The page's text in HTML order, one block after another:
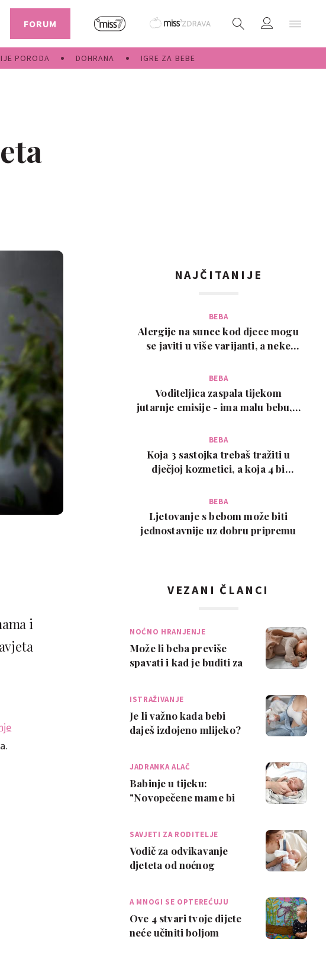
PORODA DOHRANA IGRE ZA BEBE
FORUM
i
NAJČITANIJE
BEBA
Alergije na sunce kod djece mogu
se javiti u više varijanti, a neke
BEBA
Voditeljica zaspala tijekom
jutarnje emisije - ima malu bebu, a
BEBA
Koja 3 sastojka trebaš tražiti u
dječjoj kozmetici, a koja 4 bi
BEBA
Ljetovanje s bebom može biti
jednostavnije uz dobru pripremu
VEZANI ČLANCI
NOĆNO HRANJENJE
Može li beba previše
spavati i kad je buditi za
ISTRAŽIVANJE
Je li važno kada bebi
daješ izdojeno mlijeko?
JADRANKA ALAČ
Babinje u tijeku:
"Novopečene mame bi
SAVJETI ZA RODITELJE
Vodič za odvikavanje
djeteta od noćnog
A MNOGI SE OPTEREĆUJU
Ove 4 stvari tvoje dijete
neće učiniti boljom